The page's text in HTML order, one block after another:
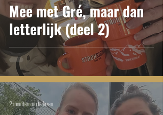
Mee met Gré, maar dan
letterlijk (deel 2)
2 minuten om te lezen